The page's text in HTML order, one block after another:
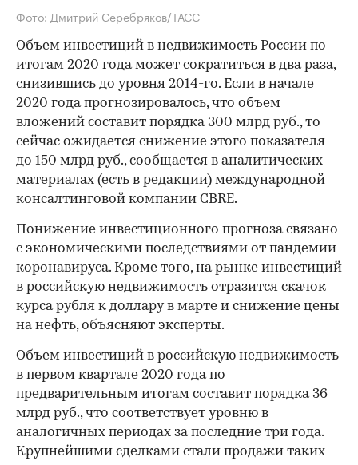
Фото: Дмитрий Серебряков/ТАСС
Объем инвестиций в недвижимость России по
итогам 2020 года может сократиться в два раза,
снизившись до уровня 2014-го. Если в начале
2020 года прогнозировалось, что объем
вложений составит порядка 300 млрд руб., то
сейчас ожидается снижение этого показателя
до 150 млрд руб., сообщается в аналитических
материалах (есть в редакции) международной
консалтинговой компании CBRE.
Понижение инвестиционного прогноза связано
с экономическими последствиями от пандемии
коронавируса. Кроме того, на рынке инвестиций
в российскую недвижимость отразится скачок
курса рубля к доллару в марте и снижение цены
на нефть, объясняют эксперты.
Объем инвестиций в российскую недвижимость
в первом квартале 2020 года по
предварительным итогам составит порядка 36
млрд руб., что соответствует уровню в
аналогичных периодах за последние три года.
Крупнейшими сделками стали продажи таких